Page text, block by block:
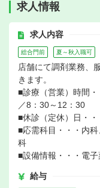
求人情報
求人内容
総合門前 夏～秋入職可
店舗にて調剤業務、
きます。
■診療（営業）時間
／8：30～12：30
■休診（定休）日・
■応需科目・・・内
科
■設備情報・・・電子
給与